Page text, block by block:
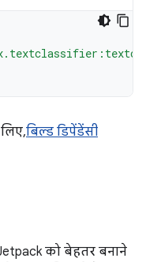
बिल्ड डिपेंडेंसी
को बेहतर बनाने